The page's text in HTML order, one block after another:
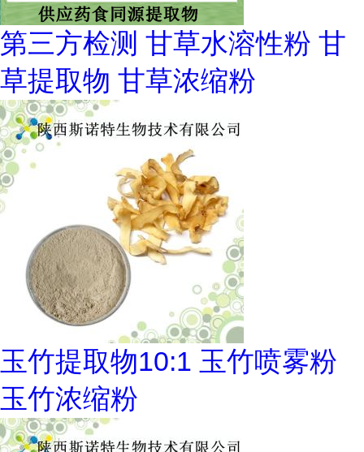
第三方检测 甘草水溶性粉 甘
草提取物 甘草浓缩粉
玉竹提取物10:1 玉竹喷雾粉
玉竹浓缩粉